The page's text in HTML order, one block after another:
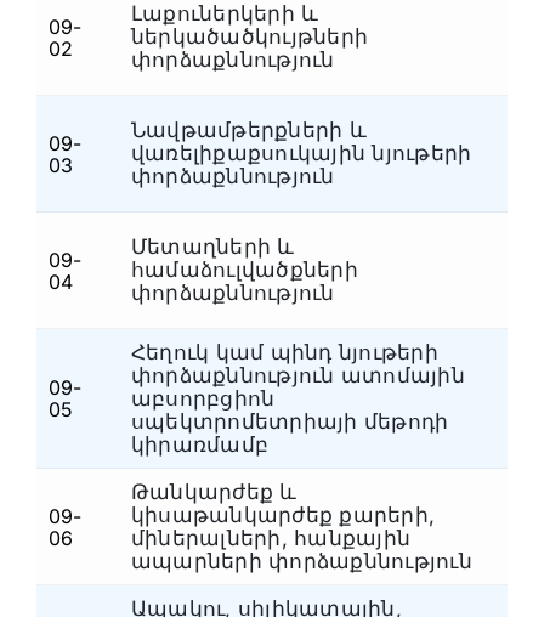
09-
02
Լաքուներկերի և
ներկածածկույթների
փորձաքննություն
09-
03
Նավթամթերքների և
վառելիքաքսուկային նյութերի
փորձաքննություն
09-
04
Մետաղների և
համաձուլվածքների
փորձաքննություն
09-
05
Հեղուկ կամ պինդ նյութերի
փորձաքննություն ատոմային
աբսորբցիոն
սպեկտրոմետրիայի մեթոդի
կիրառմամբ
09-
06
Թանկարժեք և
կիսաթանկարժեք քարերի,
միներալների, հանքային
ապարների փորձաքննություն
Ապակու, սիլիկատային,